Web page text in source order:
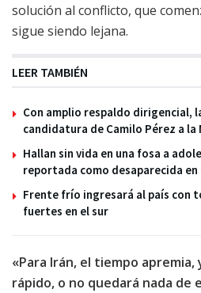
solución al conflicto, que
sigue siendo lejana.
LEER TAMBIÉN
Con amplio respaldo dirigencial,
candidatura de Camilo Pérez a la
Hallan sin vida en una fosa a
reportada como desaparecida en
Frente frío ingresará al país con
fuertes en el sur
«Para Irán, el tiempo apremia,
rápido, o no quedará nada de